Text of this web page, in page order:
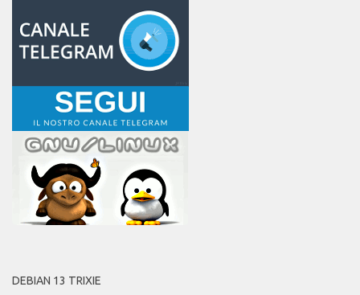
DEBIAN 13 TRIXIE